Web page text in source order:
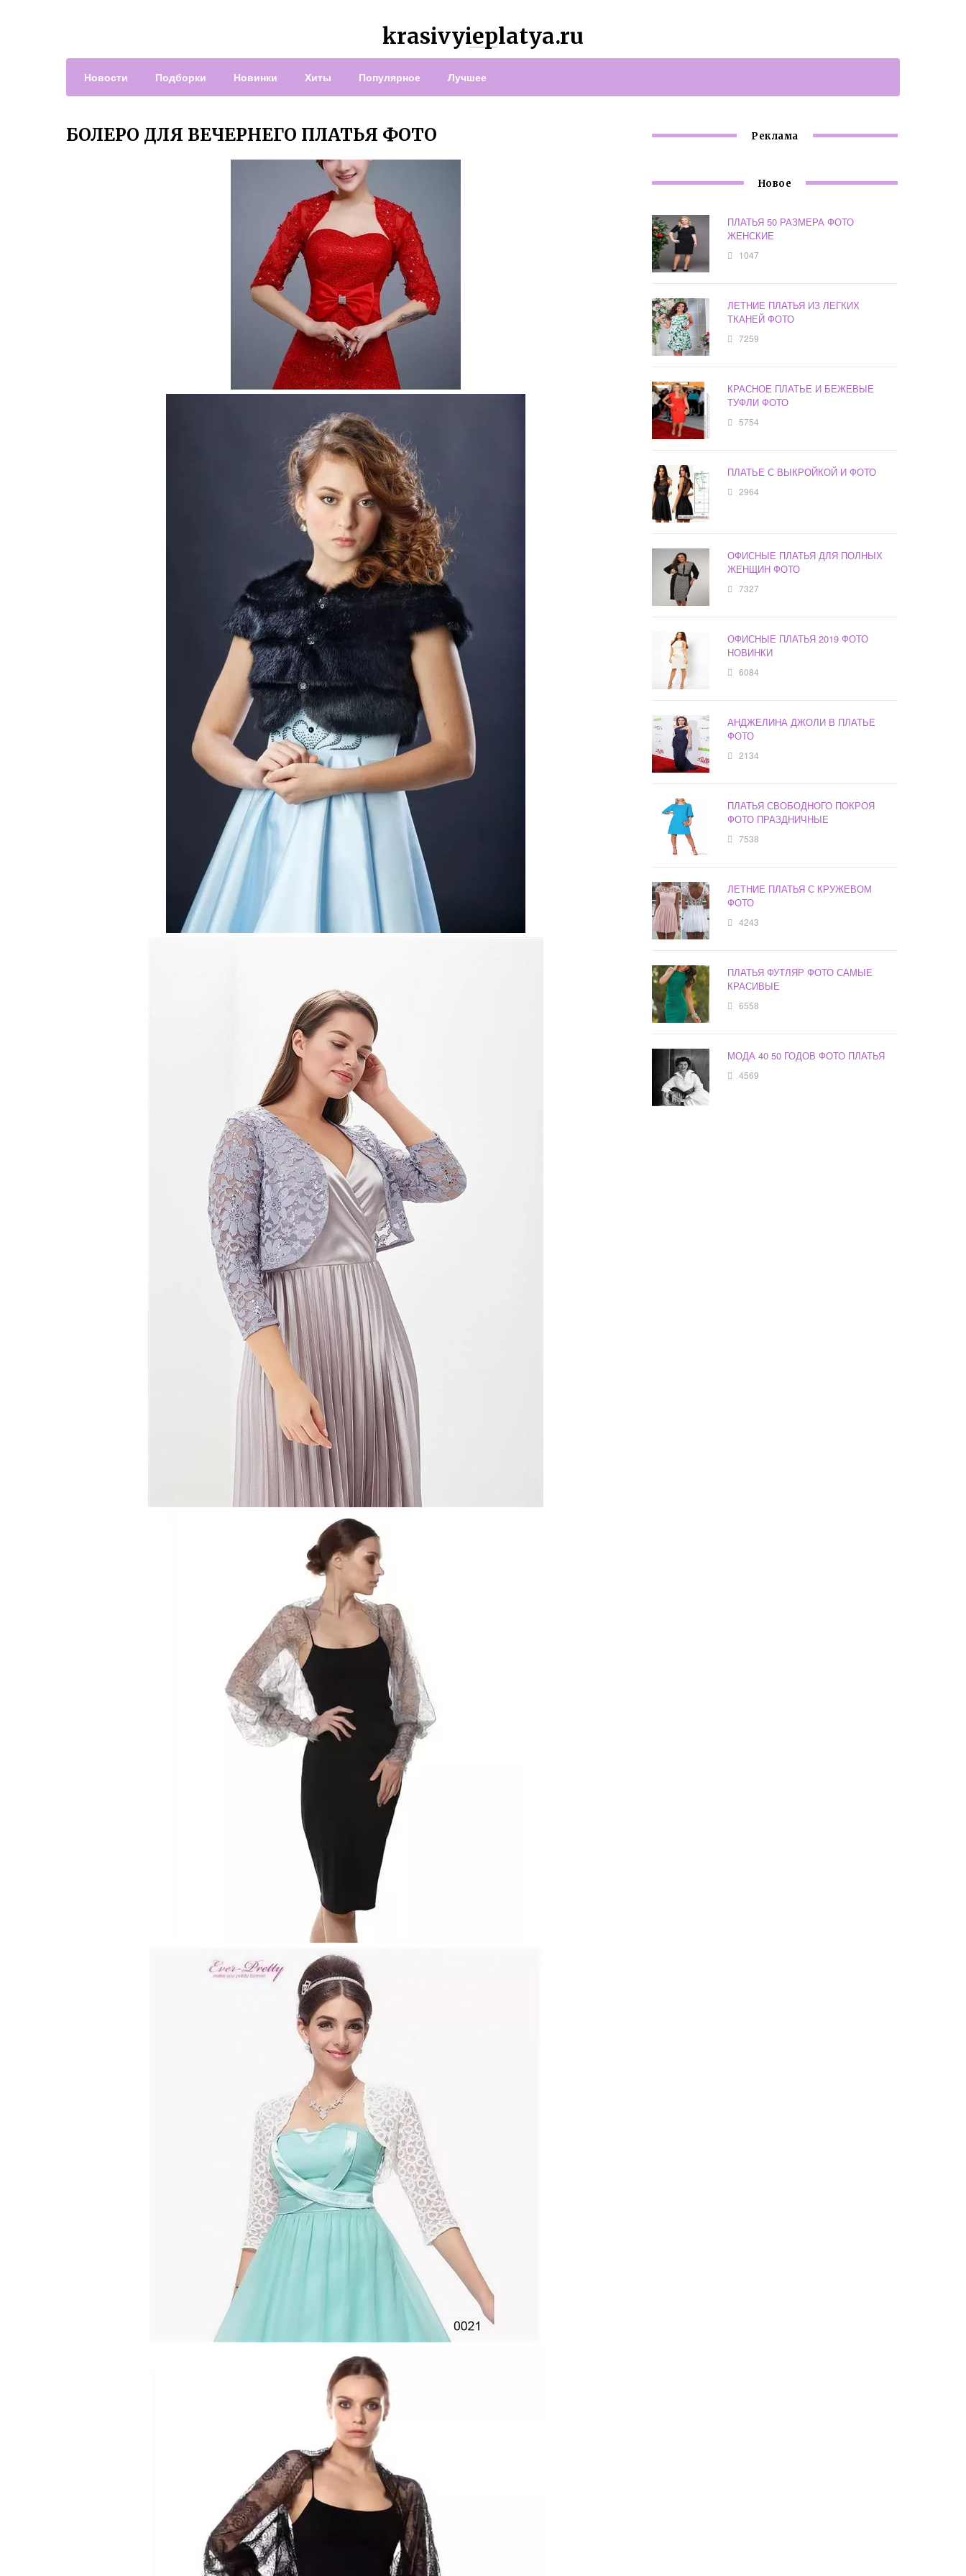
krasivyieplatya.ru
Новости Подборки Новинки Хиты Популярное Лучшее
БОЛЕРО ДЛЯ ВЕЧЕРНЕГО ПЛАТЬЯ ФОТО Реклама
Новое
ПЛАТЬЯ 50 РАЗМЕРА ФОТО
ЖЕНСКИЕ
1047
ЛЕТНИЕ ПЛАТЬЯ ИЗ ЛЕГКИХ
ТКАНЕЙ ФОТО
7259
КРАСНОЕ ПЛАТЬЕ И БЕЖЕВЫЕ
ТУФЛИ ФОТО
5754
ПЛАТЬЕ С ВЫКРОЙКОЙ И ФОТО
2964
ОФИСНЫЕ ПЛАТЬЯ ДЛЯ ПОЛНЫХ
ЖЕНЩИН ФОТО
7327
ОФИСНЫЕ ПЛАТЬЯ 2019 ФОТО
НОВИНКИ
6084
АНДЖЕЛИНА ДЖОЛИ В ПЛАТЬЕ
ФОТО
2134
ПЛАТЬЯ СВОБОДНОГО ПОКРОЯ
ФОТО ПРАЗДНИЧНЫЕ
7538
ЛЕТНИЕ ПЛАТЬЯ С КРУЖЕВОМ
ФОТО
4243
ПЛАТЬЯ ФУТЛЯР ФОТО САМЫЕ
КРАСИВЫЕ
6558
МОДА 40 50 ГОДОВ ФОТО ПЛАТЬЯ
4569